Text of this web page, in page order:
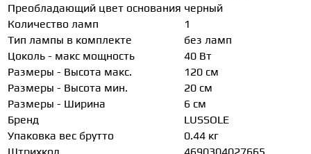
Преобладающий цвет основания черный
Количество ламп
1
Тип лампы в комплекте
без ламп
Цоколь - макс мощность
40 Вт
Размеры - Высота макс.
120 см
Размеры - Высота мин.
20 см
Размеры - Ширина
6 см
Бренд
LUSSOLE
Упаковка вес брутто
0.44 кг